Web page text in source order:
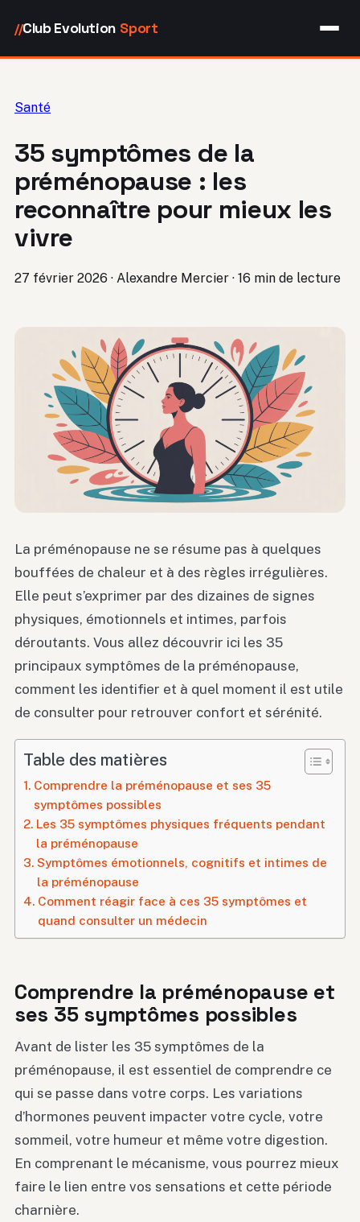
//Club Evolution Sport
Santé
35 symptômes de la
préménopause : les
reconnaître pour mieux les
vivre
27 février 2026 · Alexandre Mercier · 16 min de lecture
La préménopause ne se résume pas à quelques
bouffées de chaleur et à des règles irrégulières.
Elle peut s’exprimer par des dizaines de signes
physiques, émotionnels et intimes, parfois
déroutants. Vous allez découvrir ici les 35
principaux symptômes de la préménopause,
comment les identifier et à quel moment il est utile
de consulter pour retrouver confort et sérénité.
Table des matières
Comprendre la préménopause et ses 35
symptômes possibles
Les 35 symptômes physiques fréquents pendant
la préménopause
Symptômes émotionnels, cognitifs et intimes de
la préménopause
Comment réagir face à ces 35 symptômes et
quand consulter un médecin
Comprendre la préménopause et
ses 35 symptômes possibles
Avant de lister les 35 symptômes de la
préménopause, il est essentiel de comprendre ce
qui se passe dans votre corps. Les variations
d’hormones peuvent impacter votre cycle, votre
sommeil, votre humeur et même votre digestion.
En comprenant le mécanisme, vous pourrez mieux
faire le lien entre vos sensations et cette période
charnière.